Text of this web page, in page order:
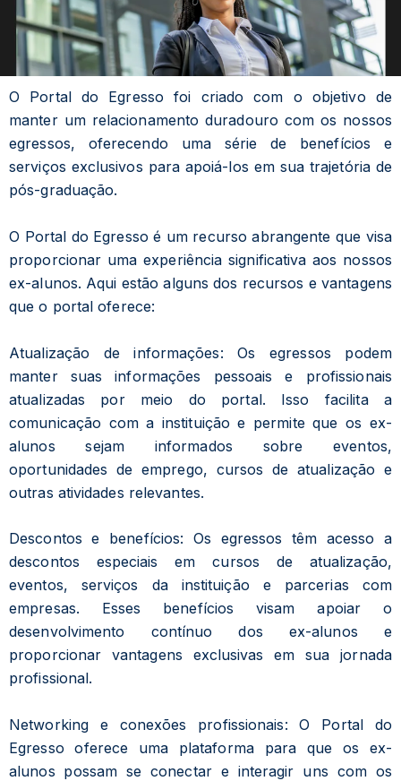
O Portal do Egresso foi criado com o objetivo de
manter um relacionamento duradouro com os nossos
egressos, oferecendo uma série de benefícios e
serviços exclusivos para apoiá-los em sua trajetória de
pós-graduação.
O Portal do Egresso é um recurso abrangente que visa
proporcionar uma experiência significativa aos nossos
ex-alunos. Aqui estão alguns dos recursos e vantagens
que o portal oferece:
Atualização de informações: Os egressos podem
manter suas informações pessoais e profissionais
atualizadas por meio do portal. Isso facilita a
comunicação com a instituição e permite que os ex-
alunos sejam informados sobre eventos,
oportunidades de emprego, cursos de atualização e
outras atividades relevantes.
Descontos e benefícios: Os egressos têm acesso a
descontos especiais em cursos de atualização,
eventos, serviços da instituição e parcerias com
empresas. Esses benefícios visam apoiar o
desenvolvimento contínuo dos ex-alunos e
proporcionar vantagens exclusivas em sua jornada
profissional.
Networking e conexões profissionais: O Portal do
Egresso oferece uma plataforma para que os ex-
alunos possam se conectar e interagir uns com os